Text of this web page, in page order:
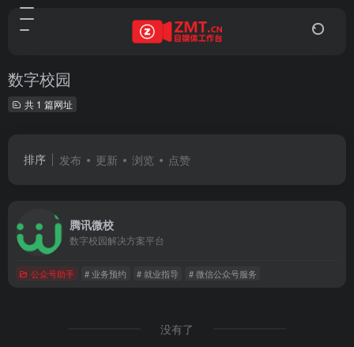
数字校园
共 1 篇网址
排序 发布 更新 浏览 点赞
腾讯微校
数字校园解决方案平台
公众号助手 # 业务预约 # 就业指导 # 微信公众号服务
没有了